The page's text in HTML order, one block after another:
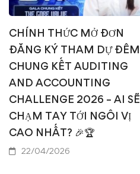
CHÍNH THỨC MỞ ĐƠN
ĐĂNG KÝ THAM DỰ ĐÊM
CHUNG KẾT AUDITING
AND ACCOUNTING
CHALLENGE 2026 – AI SẼ
CHẠM TAY TỚI NGÔI VỊ
CAO NHẤT? 🎉🏆
22/04/2026